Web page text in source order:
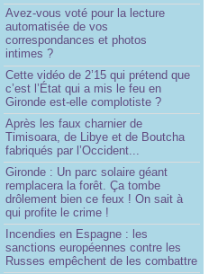
Avez-vous voté pour la lecture
automatisée de vos
correspondances et photos
intimes ?
Cette vidéo de 2’15 qui prétend que
c’est l’État qui a mis le feu en
Gironde est-elle complotiste ?
Après les faux charnier de
Timisoara, de Libye et de Boutcha
fabriqués par l’Occident...
Gironde : Un parc solaire géant
remplacera la forêt. Ça tombe
drôlement bien ce feux ! On sait à
qui profite le crime !
Incendies en Espagne : les
sanctions européennes contre les
Russes empêchent de les combattre